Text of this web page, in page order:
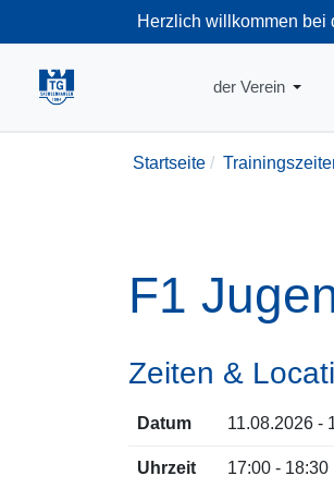
Herzlich willkommen bei
der Verein
Startseite
F1
Zeiten &
Datum 11.08.2026 -
Uhrzeit 17:00 - 18:30